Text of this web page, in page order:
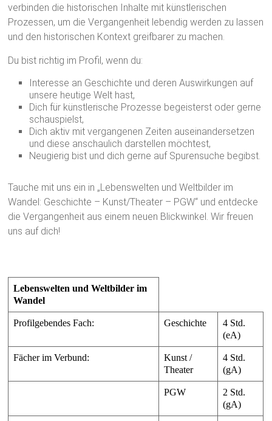
verbinden die historischen Inhalte mit künstlerischen
Prozessen, um die Vergangenheit lebendig werden zu lassen
und den historischen Kontext greifbarer zu machen.
Du bist richtig im Profil, wenn du:
Interesse an Geschichte und deren Auswirkungen auf
unsere heutige Welt hast,
Dich für künstlerische Prozesse begeisterst oder gerne
schauspielst,
Dich aktiv mit vergangenen Zeiten auseinandersetzen
und diese anschaulich darstellen möchtest,
Neugierig bist und dich gerne auf Spurensuche begibst.
Tauche mit uns ein in „Lebenswelten und Weltbilder im
Wandel: Geschichte – Kunst/Theater – PGW“ und entdecke
die Vergangenheit aus einem neuen Blickwinkel. Wir freuen
uns auf dich!
Lebenswelten und Weltbilder im
Wandel
Profilgebendes Fach: Geschichte
4 Std.
(eA)
Fächer im Verbund:
Kunst /
Theater
4 Std.
(gA)
PGW
2 Std.
(gA)